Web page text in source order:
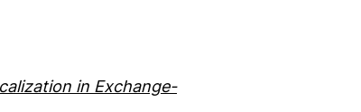
in Exchange-